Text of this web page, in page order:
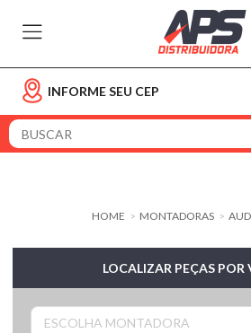
INFORME SEU CEP
HOME > MONTADORAS >
LOCALIZAR PEÇAS POR
ESCOLHA MONTADORA